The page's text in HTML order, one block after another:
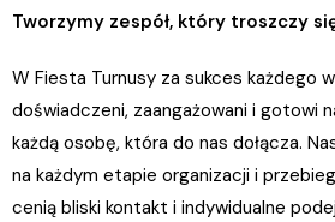
Tworzymy zespół, który troszczy
W Fiesta Turnusy za sukces każdego
doświadczeni, zaangażowani i gotowi
każdą osobę, która do nas dołącza.
na każdym etapie organizacji i
cenią bliski kontakt i indywidualne